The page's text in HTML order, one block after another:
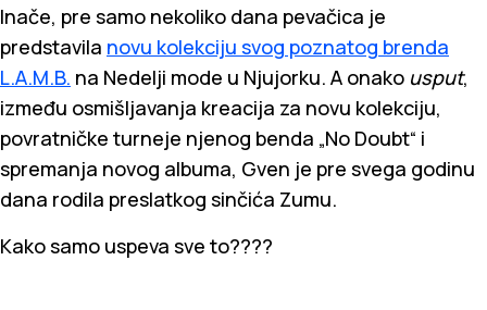
Inače, pre samo nekoliko dana pevačica je
predstavila novu kolekciju svog poznatog brenda
L.A.M.B. na Nedelji mode u Njujorku. A onako usput,
između osmišljavanja kreacija za novu kolekciju,
povratničke turneje njenog benda „No Doubt“ i
spremanja novog albuma, Gven je pre svega godinu
dana rodila preslatkog sinčića Zumu.
Kako samo uspeva sve to????